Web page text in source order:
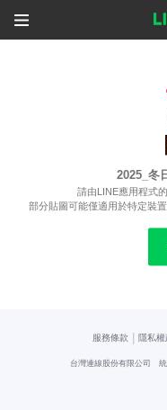
2025_冬
請由LINE應用程式
部分貼圖可能僅適用於特定裝
服務條款 隱私權
台灣連線股份有限公司